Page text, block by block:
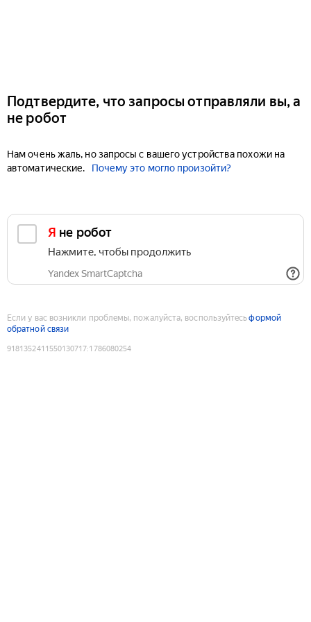
Подтвердите, что запросы отправляли вы, а
не робот
Нам очень жаль, но запросы с вашего устройства похожи на
автоматические.
Почему это могло произойти?
Я не робот
Нажмите, чтобы продолжить
Yandex SmartCaptcha
Если у вас возникли проблемы, пожалуйста, воспользуйтесьформой
обратной связи
9181352411550130717:1786080254